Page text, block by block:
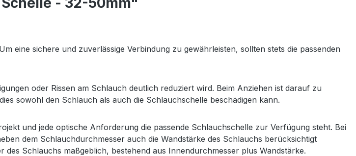
eine sichere und zuverlässige Verbindung zu gewährleisten, sollten stets die passenden
oder Rissen am Schlauch deutlich reduziert wird. Beim Anziehen ist darauf zu
sowohl den Schlauch als auch die Schlauchschelle beschädigen kann.
und jede optische Anforderung die passende Schlauchschelle zur Verfügung steht. Bei
dem Schlauchdurchmesser auch die Wandstärke des Schlauchs berücksichtigt
Schlauchs maßgeblich, bestehend aus Innendurchmesser plus Wandstärke.